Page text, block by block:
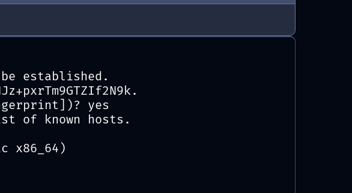
established.
yes
of known hosts.
x86_64)